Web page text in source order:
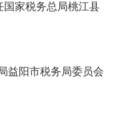
家税务总局桃江县
益阳市税务局委员会